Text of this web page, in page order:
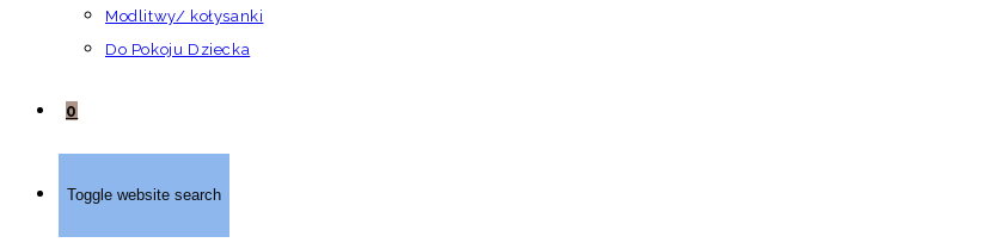
Modlitwy/ kołysanki
Do Pokoju Dziecka
0
Toggle website search